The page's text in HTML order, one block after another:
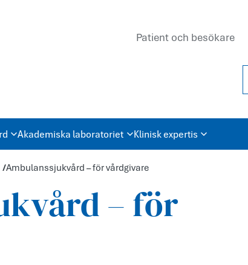
Patient och besökare
Akademiska laboratoriet Klinisk expertis
Ambulanssjukvård – för vårdgivare
– för